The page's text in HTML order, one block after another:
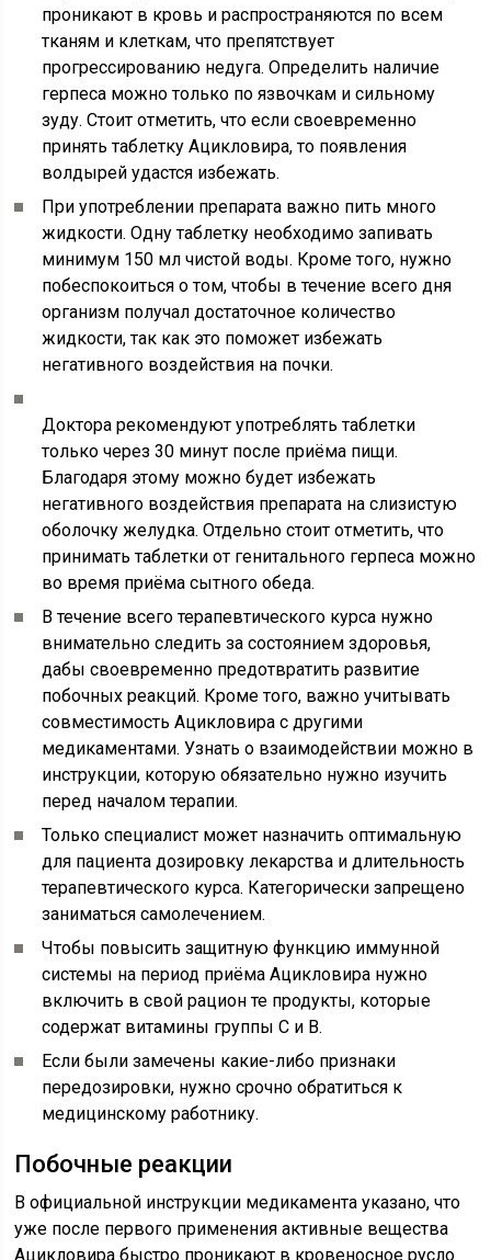
проникают в кровь и распространяются по всем
тканям и клеткам, что препятствует
прогрессированию недуга. Определить наличие
герпеса можно только по язвочкам и сильному
зуду. Стоит отметить, что если своевременно
принять таблетку Ацикловира, то появления
волдырей удастся избежать.
При употреблении препарата важно пить много
жидкости. Одну таблетку необходимо запивать
минимум 150 мл чистой воды. Кроме того, нужно
побеспокоиться о том, чтобы в течение всего дня
организм получал достаточное количество
жидкости, так как это поможет избежать
негативного воздействия на почки.
Доктора рекомендуют употреблять таблетки
только через 30 минут после приёма пищи.
Благодаря этому можно будет избежать
негативного воздействия препарата на слизистую
оболочку желудка. Отдельно стоит отметить, что
принимать таблетки от генитального герпеса можно
во время приёма сытного обеда.
В течение всего терапевтического курса нужно
внимательно следить за состоянием здоровья,
дабы своевременно предотвратить развитие
побочных реакций. Кроме того, важно учитывать
совместимость Ацикловира с другими
медикаментами. Узнать о взаимодействии можно в
инструкции, которую обязательно нужно изучить
перед началом терапии.
Только специалист может назначить оптимальную
для пациента дозировку лекарства и длительность
терапевтического курса. Категорически запрещено
заниматься самолечением.
Чтобы повысить защитную функцию иммунной
системы на период приёма Ацикловира нужно
включить в свой рацион те продукты, которые
содержат витамины группы С и В.
Если были замечены какие-либо признаки
передозировки, нужно срочно обратиться к
медицинскому работнику.
Побочные реакции
В официальной инструкции медикамента указано, что
уже после первого применения активные вещества
Ацикловира быстро проникают в кровеносное русло